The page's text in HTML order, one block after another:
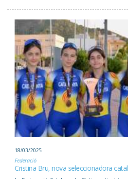
18/03/2025
Federació
Cristina Bru, nova seleccionadora